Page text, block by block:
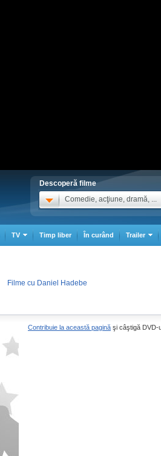
Descoperă filme
Comedie, acţiune, dramă, ...
TV Timp liber În curând Trailer
Filme cu Daniel Hadebe
Contribuie la această pagină şi câştigă DVD-